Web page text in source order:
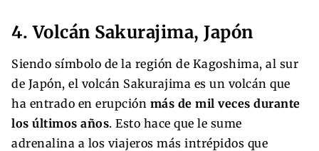
4. Volcán Sakurajima, Japón
Siendo símbolo de la región de Kagoshima, al sur
de Japón, el volcán Sakurajima es un volcán que
ha entrado en erupción más de mil veces durante
los últimos años. Esto hace que le sume
adrenalina a los viajeros más intrépidos que